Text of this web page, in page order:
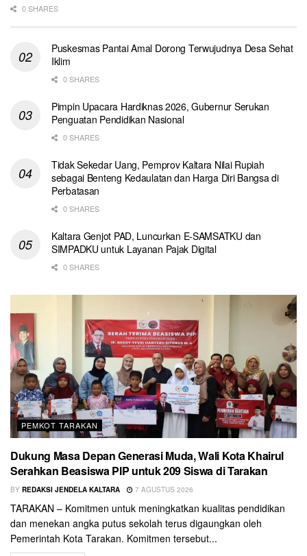
0 SHARES
Puskesmas Pantai Amal Dorong Terwujudnya Desa Sehat
Iklim
0 SHARES
Pimpin Upacara Hardiknas 2026, Gubernur Serukan
Penguatan Pendidikan Nasional
0 SHARES
Tidak Sekedar Uang, Pemprov Kaltara Nilai Rupiah
sebagai Benteng Kedaulatan dan Harga Diri Bangsa di
Perbatasan
0 SHARES
Kaltara Genjot PAD, Luncurkan E-SAMSATKU dan
SIMPADKU untuk Layanan Pajak Digital
0 SHARES
PEMKOT TARAKAN
Dukung Masa Depan Generasi Muda, Wali Kota Khairul
Serahkan Beasiswa PIP untuk 209 Siswa di Tarakan
BY REDAKSI JENDELA KALTARA 7 AGUSTUS 2026
TARAKAN – Komitmen untuk meningkatkan kualitas pendidikan
dan menekan angka putus sekolah terus digaungkan oleh
Pemerintah Kota Tarakan. Komitmen tersebut...